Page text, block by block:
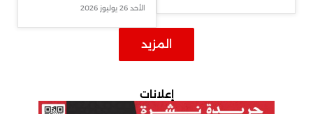
الأحد 26 يوليوز 2026
المزيد
إعلانات